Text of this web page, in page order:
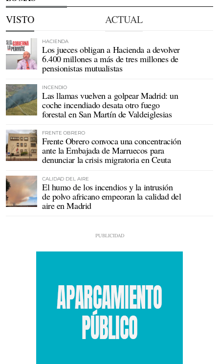
VISTO ACTUAL
HACIENDA
Los jueces obligan a Hacienda a devolver
6.400 millones a más de tres millones de
pensionistas mutualistas
INCENDIO
Las llamas vuelven a golpear Madrid: un
coche incendiado desata otro fuego
forestal en San Martín de Valdeiglesias
FRENTE OBRERO
Frente Obrero convoca una concentración
ante la Embajada de Marruecos para
denunciar la crisis migratoria en Ceuta
CALIDAD DEL AIRE
El humo de los incendios y la intrusión
de polvo africano empeoran la calidad del
aire en Madrid